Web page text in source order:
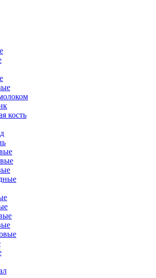
кость